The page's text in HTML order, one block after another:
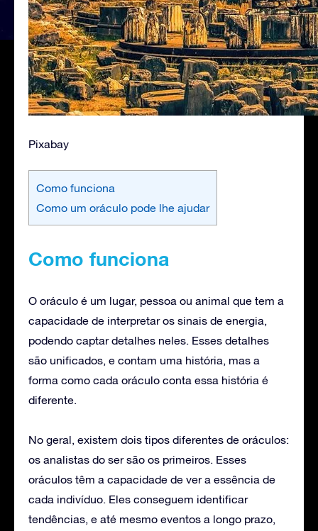
Pixabay
Como funciona
Como um oráculo pode lhe ajudar
Como funciona
O oráculo é um lugar, pessoa ou animal que tem a
capacidade de interpretar os sinais de energia,
podendo captar detalhes neles. Esses detalhes
são unificados, e contam uma história, mas a
forma como cada oráculo conta essa história é
diferente.
No geral, existem dois tipos diferentes de oráculos:
os analistas do ser são os primeiros. Esses
oráculos têm a capacidade de ver a essência de
cada indivíduo. Eles conseguem identificar
tendências, e até mesmo eventos a longo prazo,